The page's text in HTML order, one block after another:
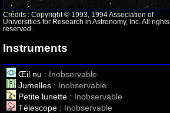
Crédits : Copyright © 1993, 1994 Association of
Universities for Research in Astronomy, Inc. All rights
reserved.
Instruments
Œil nu : Inobservable
Jumelles : Inobservable
Petite lunette : Inobservable
Télescope : Inobservable